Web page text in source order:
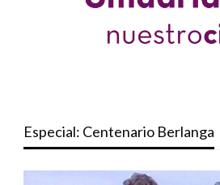
Especial: Centenario Berlanga